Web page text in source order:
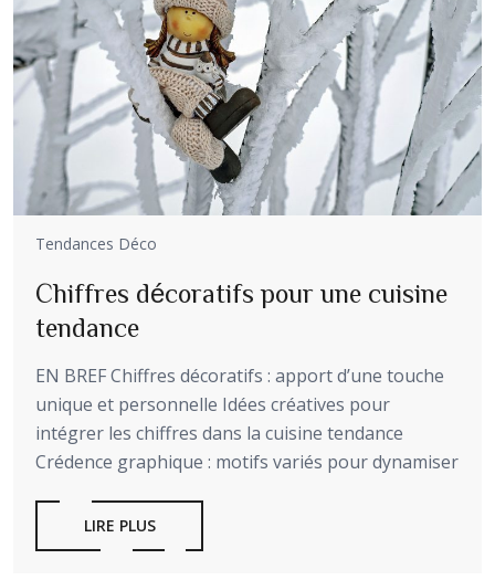
Tendances Déco
Chiffres décoratifs pour une cuisine
tendance
EN BREF Chiffres décoratifs : apport d’une touche
unique et personnelle Idées créatives pour
intégrer les chiffres dans la cuisine tendance
Crédence graphique : motifs variés pour dynamiser
LIRE PLUS